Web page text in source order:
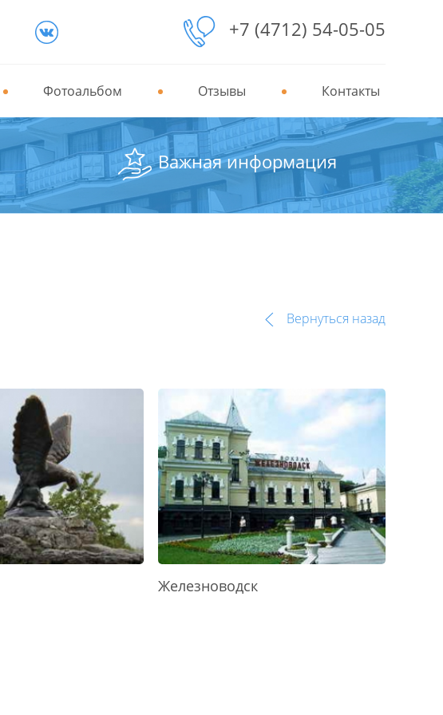
+7 (4712) 54-05-05
Фотоальбом Отзывы Контакты
Важная информация
Вернуться назад
Железноводск